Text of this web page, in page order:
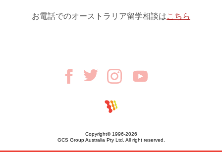
お電話でのオーストラリア留学相談はこちら
Copyright© 1996-2026
GCS Group Australia Pty Ltd. All right reserved.